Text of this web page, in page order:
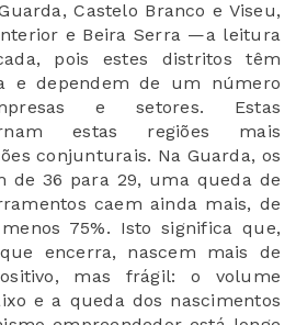
Castelo Branco e Viseu,
e Beira Serra —a leitura
pois estes distritos têm
e dependem de um número
e setores. Estas
estas regiões mais
conjunturais. Na Guarda, os
de 36 para 29, uma queda de
caem ainda mais, de
75%. Isto significa que,
encerra, nascem mais de
mas frágil: o volume
e a queda dos nascimentos